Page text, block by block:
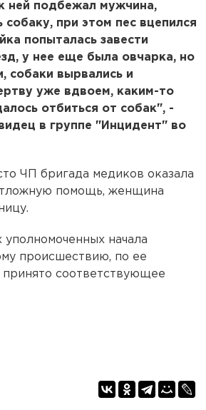
ней подбежал мужчина,
при этом пес вцепился
попыталась завести
у нее еще была овчарка, но
собаки вырвались и
уже вдвоем, каким-то
отбиться от собак", -
в группе "Инцидент" во
ЧП бригада медиков оказала
помощь, женщина
уполномоченных начала
происшествию, по ее
принято соответствующее